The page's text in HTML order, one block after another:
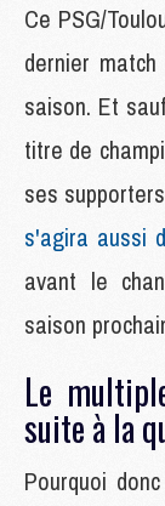
Ce PSG/
dernier
saison. Et
titre de
ses
s'agira aussi
avant le
saison
Le
suite à la
Pourquoi